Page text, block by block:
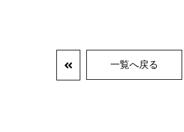
一覧へ戻る